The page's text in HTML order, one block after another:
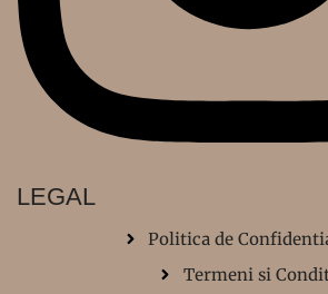
LEGAL
Politica de
Termeni si